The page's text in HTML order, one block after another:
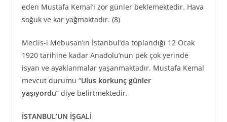
eden Mustafa Kemal’i zor günler beklemektedir. Hava
soğuk ve kar yağmaktadır. (8)
Meclis-i Mebusan’ın İstanbul’da toplandığı 12 Ocak
1920 tarihine kadar Anadolu’nun pek çok yerinde
isyan ve ayaklanmalar yaşanmaktadır. Mustafa Kemal
mevcut durumu “Ulus korkunç günler
yaşıyordu” diye belirtmektedir.
İSTANBUL’UN İŞGALİ